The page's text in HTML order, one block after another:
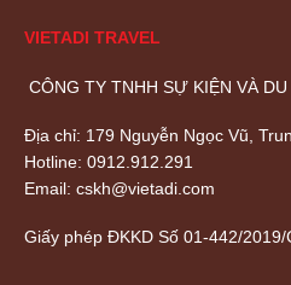
VIETADI TRAVEL
CÔNG TY TNHH SỰ KIỆN VÀ
Địa chỉ: 179 Nguyễn Ngọc Vũ,
Hotline: 0912.912.291
Email: cskh@vietadi.com
Giấy phép ĐKKD Số 01-442/2019/